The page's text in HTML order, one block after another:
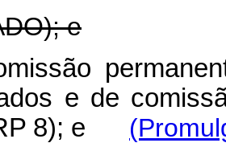
e
e de
8); e